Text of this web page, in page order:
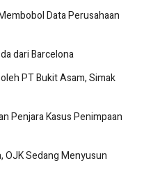
Data Perusahaan
dari Barcelona
PT Bukit Asam, Simak
Penjara Kasus Penimpaan
OJK Sedang Menyusun